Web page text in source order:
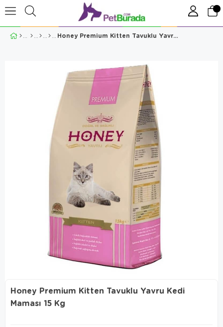
Honey Premium Kitten Tavuklu Yavru Kedi Maması 15 Kg
Honey Premium Kitten Tavuklu Yavru Kedi
Maması 15 Kg